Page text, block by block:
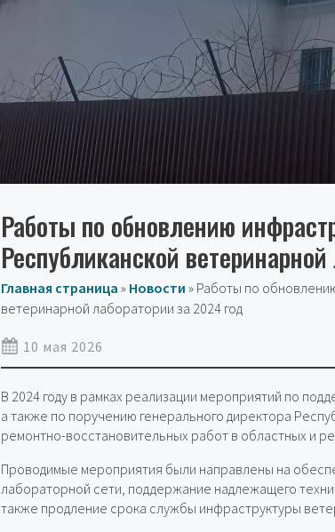
Работы по обновлению
Республиканской
Главная страница » Новости » Работы по
ветеринарной лаборатории за 2024 год
10 мая 2026
В 2024 году в рамках реализации мероприятий по
а также по поручению генерального директора
ремонтно-восстановительных работ в областных и
Проводимые мероприятия были направлены на
лабораторной сети, поддержание надлежащего
также продление срока службы инфраструктуры